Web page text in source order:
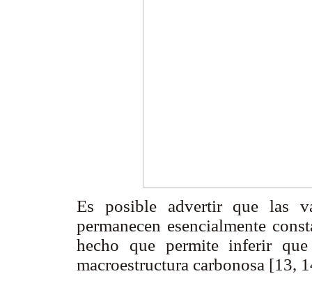
Es posible advertir que las
permanecen esencialmente
hecho que permite inferir
macroestructura carbonosa [13,